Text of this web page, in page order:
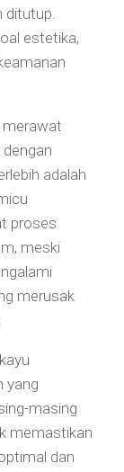
ditutup.
estetika,
merawat
adalah
proses
meski
merusak
yang
masing
memastikan
dan